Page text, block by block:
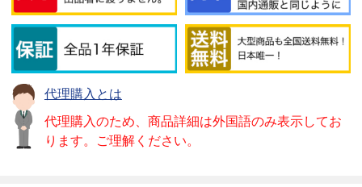
代理購入とは
代理購入のため、商品詳細は外国語のみ表示してお
ります。ご理解ください。